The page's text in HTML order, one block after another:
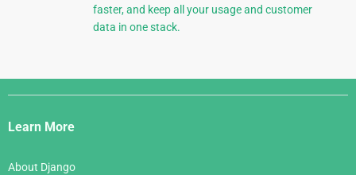
faster, and keep all your usage and customer
data in one stack.
Django
Links
Learn More
About Django